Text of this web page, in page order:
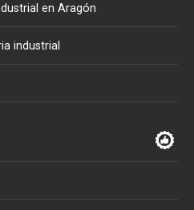
en Aragón
industrial